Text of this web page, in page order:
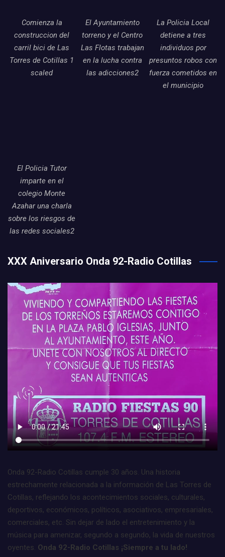
Comienza la
construccion del
carril bici de Las
Torres de Cotillas 1
scaled
El Ayuntamiento
torreno y el Centro
Las Flotas trabajan
en la lucha contra
las adicciones2
La Policia Local
detiene a tres
individuos por
presuntos robos con
fuerza cometidos en
el municipio
El Policia Tutor
imparte en el
colegio Monte
Azahar una charla
sobre los riesgos de
las redes sociales2
XXX Aniversario Onda 92-Radio Cotillas
Onda 92-Radio Cotillas cumple 30 años. Una historia
estrechamente relacionada a la información de Las Torres de
Cotillas, reflejando los acontecimientos sociales, culturales,
deportivos, económicos, políticos, asociativos, empresariales,
comerciales, etc. Sin dejar de lado el entretenimiento y la
música para amenizar, segundo a segundo, la vida de nuestros
oyentes. Onda 92-Radio Cotillas ¡Siempre a tu lado!